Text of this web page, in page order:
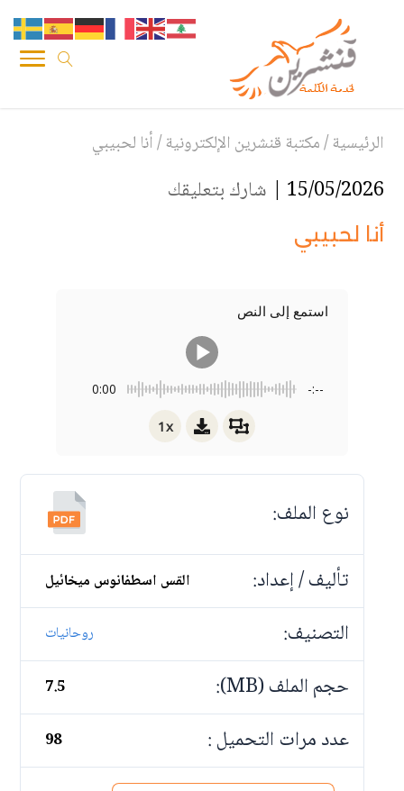
الرئيسية/مكتبة قنشرين الإلكترونية/أنا لحبيبي
15/05/2026 | شارك بتعليقك
أنا لحبيبي
استمع إلى النص
0:00 -:--
1x
نوع الملف:
تأليف / إعداد:
القس اسطفانوس ميخائيل
التصنيف: روحانيات
حجم الملف (MB): 7.5
عدد مرات التحميل : 98